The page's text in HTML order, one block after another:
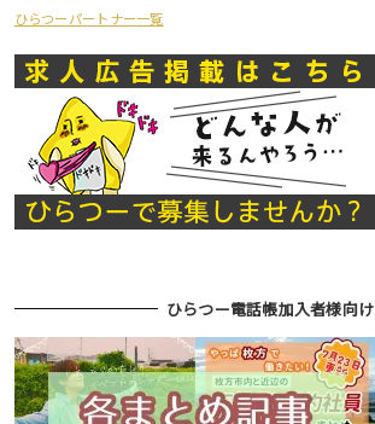
ひらつーパートナー一覧
ひらつー電話帳加入者様向け